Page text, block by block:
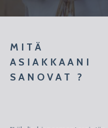
M I T Ä
A S I A K K A A N I
S A N O V A T ?